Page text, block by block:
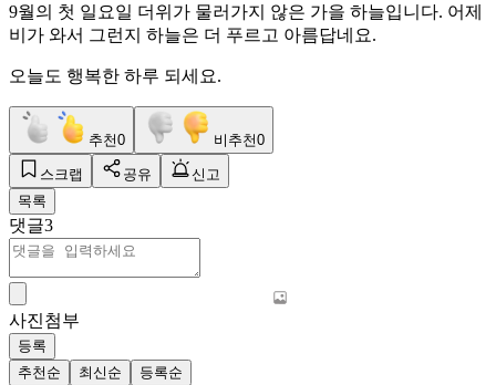
9월의 첫 일요일 더위가 물러가지 않은 가을 하늘입니다. 어제
비가 와서 그런지 하늘은 더 푸르고 아름답네요.
오늘도 행복한 하루 되세요.
추천0 비추천0
스크랩 공유
신고
목록
댓글3
사진첨부
등록
추천순
최신순 등록순